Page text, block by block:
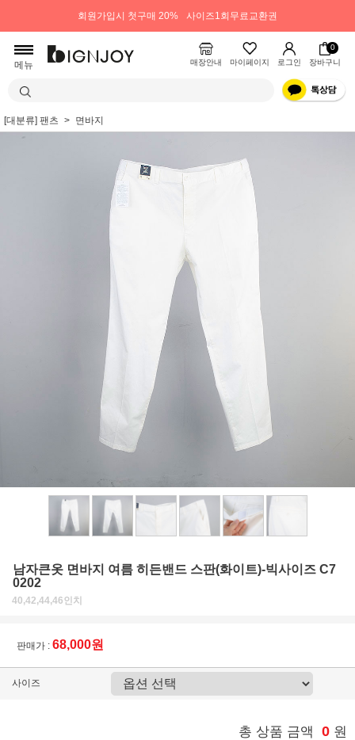
회원가입시 첫구매 20% 사이즈1회무료교환권
메뉴 매장안내 마이페이지 로그인
0
장바구니
[대분류] 팬츠 면바지
남자큰옷 면바지 여름 히든밴드 스판(화이트)-빅사이즈 C7
0202
40,42,44,46인치
판매가 : 68,000원
사이즈
총 상품 금액 0 원